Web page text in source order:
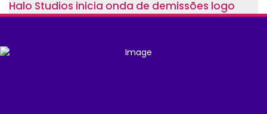
Halo Studios inicia onda de demissões logo
após o lançamento de Campaign Evolved